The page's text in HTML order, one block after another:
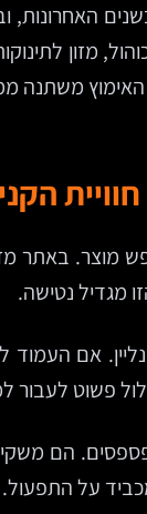
האחרונות,
משתנה
מוצר. באתר
מגדיל נטישה.
אם
פשוט לעבור
הם
על התפעול.